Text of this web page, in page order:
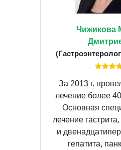
Чижикова
За 2013 г.
лечение более
Основная
лечение
и
гепатита,